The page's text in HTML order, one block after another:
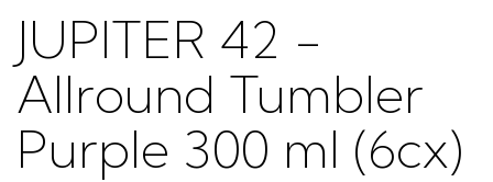
JUPITER 42 -
Allround Tumbler
Purple 300 ml (6cx)